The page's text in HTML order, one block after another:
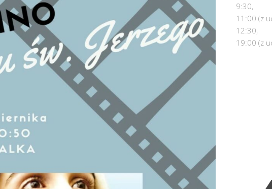
9:30,
11:00 (z
12:30,
19:00 (z